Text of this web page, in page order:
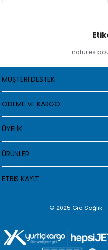
natures
MÜŞTERİ DESTEK
ÖDEME VE KARGO
ÜYELİK
ÜRÜNLER
ETBIS KAYIT
© 2025 Grc Sağlık -